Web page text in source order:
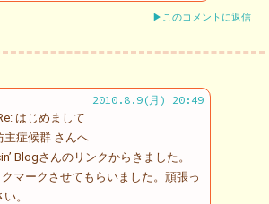
▶このコメントに返信
2010.8.9(月) 20:49
はじめまして
主症候群 さんへ
Blogさんのリンクからきました。
クマークさせてもらいました。頑張っ
。